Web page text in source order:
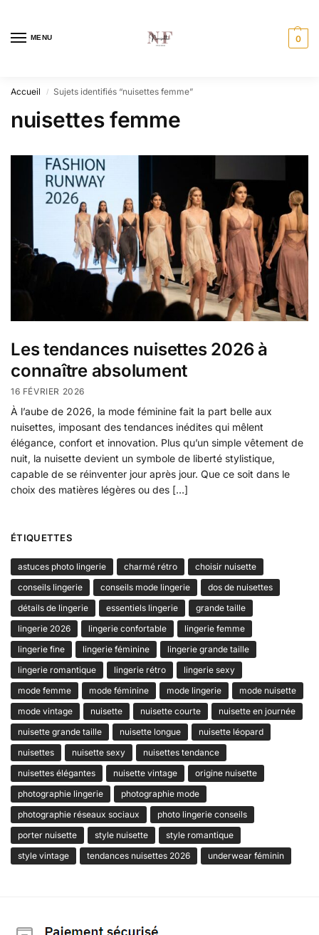
MENU 0
Accueil / Sujets identifiés “nuisettes femme”
nuisettes femme
Les tendances nuisettes 2026 à
connaître absolument
16 FÉVRIER 2026
À l’aube de 2026, la mode féminine fait la part belle aux
nuisettes, imposant des tendances inédites qui mêlent
élégance, confort et innovation. Plus qu’un simple vêtement de
nuit, la nuisette devient un symbole de liberté stylistique,
capable de se réinventer jour après jour. Que ce soit dans le
choix des matières légères ou des […]
ÉTIQUETTES
astuces photo lingerie charmé rétro
choisir nuisette
conseils lingerie
conseils mode lingerie
dos de nuisettes
détails de lingerie
essentiels lingerie
grande taille
lingerie 2026
lingerie confortable
lingerie femme
lingerie fine
lingerie féminine
lingerie grande taille
lingerie romantique
lingerie rétro
lingerie sexy
mode femme
mode féminine mode lingerie
mode nuisette
mode vintage
nuisette nuisette courte
nuisette en journée
nuisette grande taille
nuisette longue
nuisette léopard
nuisettes
nuisette sexy
nuisettes tendance
nuisettes élégantes
nuisette vintage
origine nuisette
photographie lingerie
photographie mode
photographie réseaux sociaux
photo lingerie conseils
porter nuisette
style nuisette
style romantique
style vintage
tendances nuisettes 2026 underwear féminin